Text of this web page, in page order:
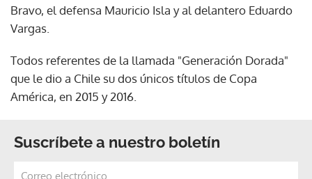
Bravo, el defensa Mauricio Isla y al delantero Eduardo
Vargas.
Todos referentes de la llamada "Generación Dorada"
que le dio a Chile su dos únicos títulos de Copa
América, en 2015 y 2016.
Suscríbete a nuestro boletín